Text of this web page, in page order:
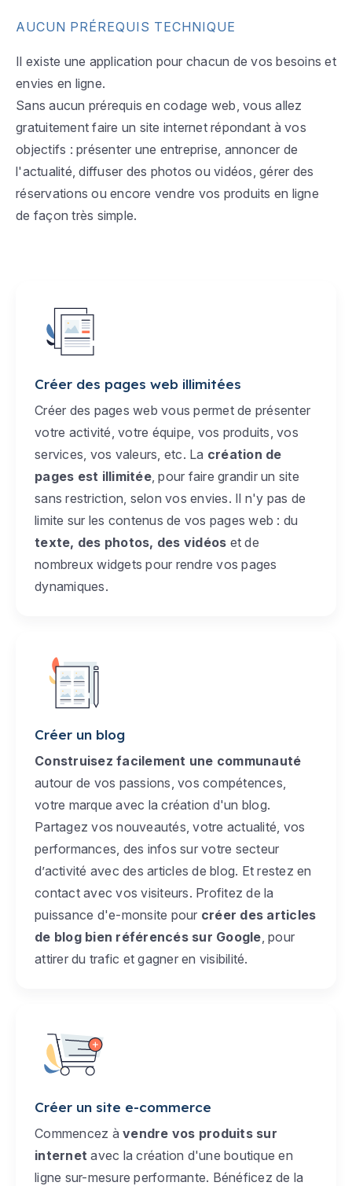
AUCUN PRÉREQUIS TECHNIQUE
Il existe une application pour chacun de vos besoins et
envies en ligne.
Sans aucun prérequis en codage web, vous allez
gratuitement faire un site internet répondant à vos
objectifs : présenter une entreprise, annoncer de
l'actualité, diffuser des photos ou vidéos, gérer des
réservations ou encore vendre vos produits en ligne
de façon très simple.
Créer des pages web illimitées
Créer des pages web vous permet de présenter
votre activité, votre équipe, vos produits, vos
services, vos valeurs, etc. La création de
pages est illimitée, pour faire grandir un site
sans restriction, selon vos envies. Il n'y pas de
limite sur les contenus de vos pages web : du
texte, des photos, des vidéos et de
nombreux widgets pour rendre vos pages
dynamiques.
Créer un blog
Construisez facilement une communauté
autour de vos passions, vos compétences,
votre marque avec la création d'un blog.
Partagez vos nouveautés, votre actualité, vos
performances, des infos sur votre secteur
d’activité avec des articles de blog. Et restez en
contact avec vos visiteurs. Profitez de la
puissance d'e-monsite pour créer des articles
de blog bien référencés sur Google , pour
attirer du trafic et gagner en visibilité.
Créer un site e-commerce
Commencez à vendre vos produits sur
internet avec la création d'une boutique en
ligne sur-mesure performante. Bénéficez de la